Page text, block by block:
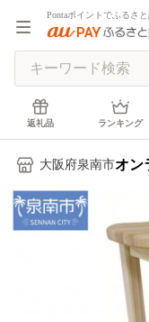
Pontaポイントでふるさ
返礼品 ランキング
大阪府泉南市オン